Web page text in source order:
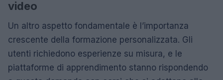
video
Un altro aspetto fondamentale è l’importanza
crescente della formazione personalizzata. Gli
utenti richiedono esperienze su misura, e le
piattaforme di apprendimento stanno rispondendo